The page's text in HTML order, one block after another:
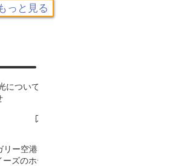
っと見る
について-
ー空港
ズのホテ